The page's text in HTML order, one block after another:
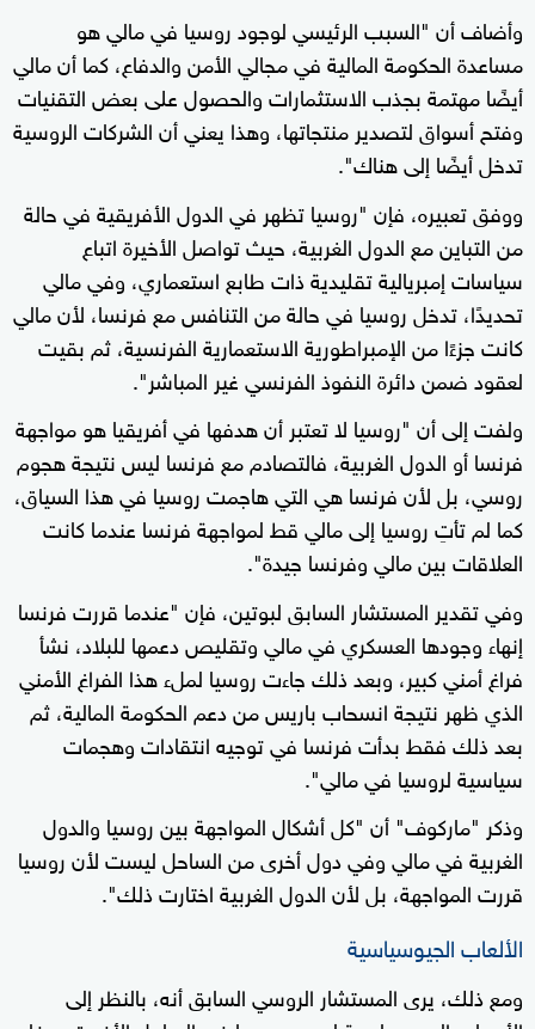
وأضاف أن "السبب الرئيسي لوجود روسيا في مالي هو
مساعدة الحكومة المالية في مجالي الأمن والدفاع، كما أن مالي
أيضًا مهتمة بجذب الاستثمارات والحصول على بعض التقنيات
وفتح أسواق لتصدير منتجاتها، وهذا يعني أن الشركات الروسية
تدخل أيضًا إلى هناك".
ووفق تعبيره، فإن "روسيا تظهر في الدول الأفريقية في حالة
من التباين مع الدول الغربية، حيث تواصل الأخيرة اتباع
سياسات إمبريالية تقليدية ذات طابع استعماري، وفي مالي
تحديدًا، تدخل روسيا في حالة من التنافس مع فرنسا، لأن مالي
كانت جزءًا من الإمبراطورية الاستعمارية الفرنسية، ثم بقيت
لعقود ضمن دائرة النفوذ الفرنسي غير المباشر".
ولفت إلى أن "روسيا لا تعتبر أن هدفها في أفريقيا هو مواجهة
فرنسا أو الدول الغربية، فالتصادم مع فرنسا ليس نتيجة هجوم
روسي، بل لأن فرنسا هي التي هاجمت روسيا في هذا السياق،
كما لم تأتِ روسيا إلى مالي قط لمواجهة فرنسا عندما كانت
العلاقات بين مالي وفرنسا جيدة".
وفي تقدير المستشار السابق لبوتين، فإن "عندما قررت فرنسا
إنهاء وجودها العسكري في مالي وتقليص دعمها للبلاد، نشأ
فراغ أمني كبير، وبعد ذلك جاءت روسيا لملء هذا الفراغ الأمني
الذي ظهر نتيجة انسحاب باريس من دعم الحكومة المالية، ثم
بعد ذلك فقط بدأت فرنسا في توجيه انتقادات وهجمات
سياسية لروسيا في مالي".
وذكر "ماركوف" أن "كل أشكال المواجهة بين روسيا والدول
الغربية في مالي وفي دول أخرى من الساحل ليست لأن روسيا
قررت المواجهة، بل لأن الدول الغربية اختارت ذلك".
الألعاب الجيوسياسية
ومع ذلك، يرى المستشار الروسي السابق أنه، بالنظر إلى